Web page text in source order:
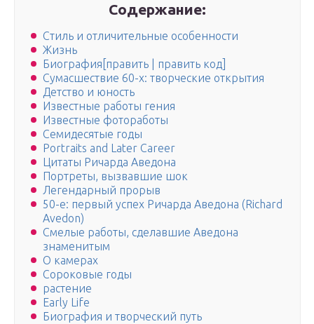
Содержание:
Стиль и отличительные особенности
Жизнь
Биография[править | править код]
Сумасшествие 60-х: творческие открытия
Детство и юность
Известные работы гения
Известные фотоработы
Семидесятые годы
Portraits and Later Career
Цитаты Ричарда Аведона
Портреты, вызвавшие шок
Легендарный прорыв
50-е: первый успех Ричарда Аведона (Richard
Avedon)
Смелые работы, сделавшие Аведона
знаменитым
О камерах
Сороковые годы
растение
Early Life
Биография и творческий путь